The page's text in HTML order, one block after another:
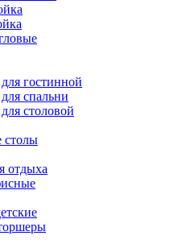
гостинной
спальни
столовой
столы
отдыха